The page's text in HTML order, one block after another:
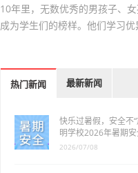
10年里，无数优秀的男孩子、女
成为学生们的榜样。他们学习
热门新闻 最新新闻
快乐过暑假，安全不
明学校2026年暑期
2026/07/08